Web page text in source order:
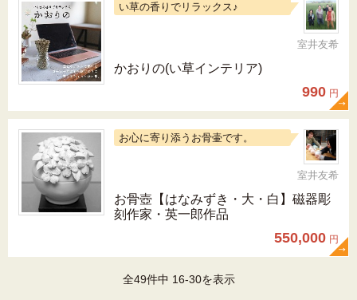
い草の香りでリラックス♪
室井友希
かおりの(い草インテリア)
990 円
お心に寄り添うお骨壷です。
室井友希
お骨壺【はなみずき・大・白】磁器彫
刻作家・英一郎作品
550,000 円
全49件中 16-30を表示